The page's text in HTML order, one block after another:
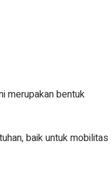
merupakan bentuk
baik untuk mobilitas